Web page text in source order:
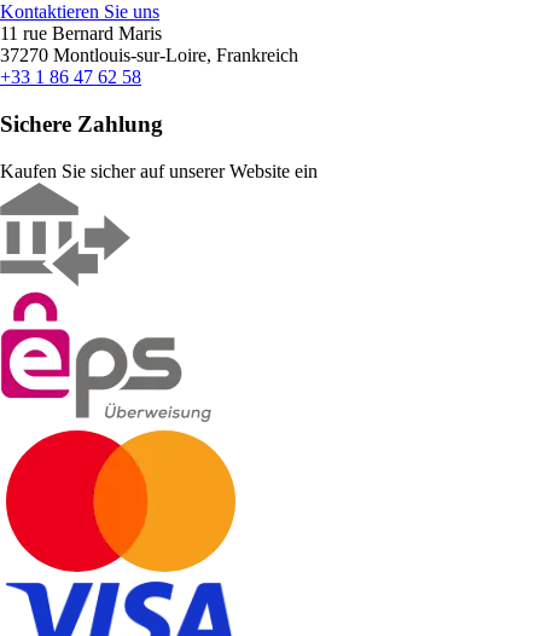
Kontaktieren Sie uns
11 rue Bernard Maris
37270 Montlouis-sur-Loire, Frankreich
+33 1 86 47 62 58
Sichere Zahlung
Kaufen Sie sicher auf unserer Website ein